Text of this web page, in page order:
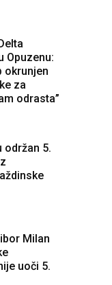
Opuzenu:
okrunjen
za
odrasta”
održan 5.
Milan
uoči 5.